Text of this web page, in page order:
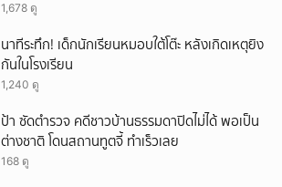
1,678 ดู
นาทีระทึก! เด็กนักเรียนหมอบใต้โต๊ะ หลังเกิดเหตุยิง
กันในโรงเรียน
1,240 ดู
ป้า ซัดตำรวจ คดีชาวบ้านธรรมดาปิดไม่ได้ พอเป็น
ต่างชาติ โดนสถานทูตจี้ ทำเร็วเลย
168 ดู